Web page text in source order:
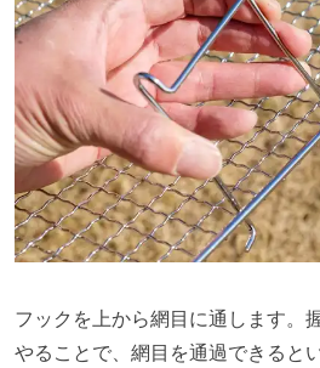
フックを上から網目に通します。
やることで、網目を通過できると